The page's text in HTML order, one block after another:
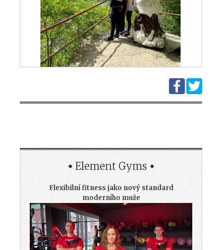
Element Gyms
Flexibilní fitness jako nový standard
moderního muže